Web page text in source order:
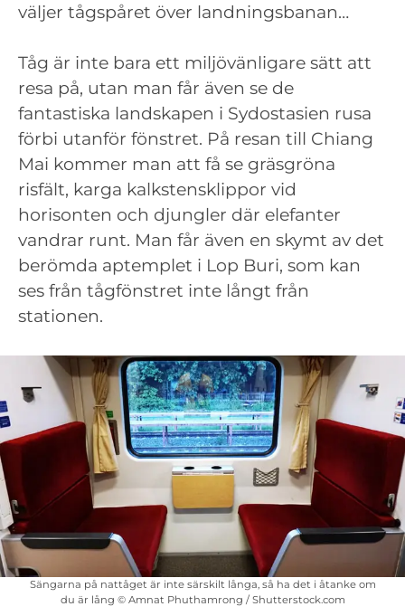
väljer tågspåret över landningsbanan…
Tåg är inte bara ett miljövänligare sätt att
resa på, utan man får även se de
fantastiska landskapen i Sydostasien rusa
förbi utanför fönstret. På resan till Chiang
Mai kommer man att få se gräsgröna
risfält, karga kalkstensklippor vid
horisonten och djungler där elefanter
vandrar runt. Man får även en skymt av det
berömda aptemplet i Lop Buri, som kan
ses från tågfönstret inte långt från
stationen.
Sängarna på nattåget är inte särskilt långa, så ha det i åtanke om
du är lång © Amnat Phuthamrong / Shutterstock.com